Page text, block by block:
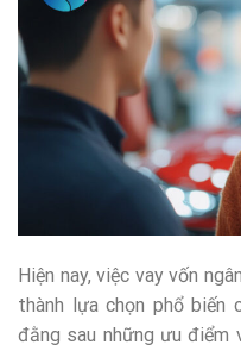
Hiện nay, việc vay vốn
thành lựa chọn phổ biến
đằng sau những ưu điểm